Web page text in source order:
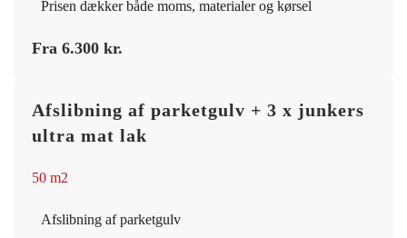
Prisen dækker både moms, materialer og kørsel
Fra 6.300 kr.
Afslibning af parketgulv + 3 x junkers
ultra mat lak
50 m2
Afslibning af parketgulv